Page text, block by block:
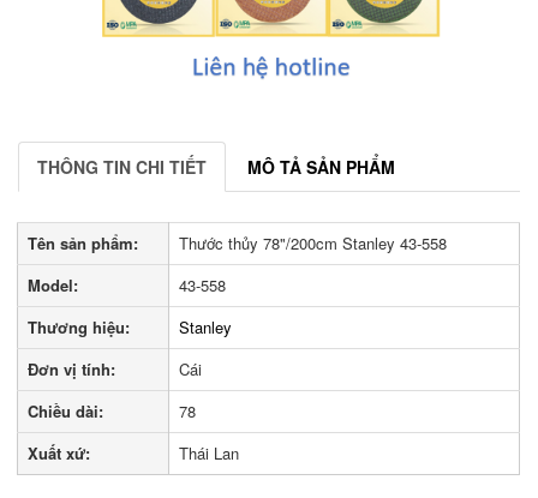
THÔNG TIN CHI TIẾT MÔ TẢ SẢN PHẨM
Tên sản phẩm:
Thước thủy 78"/200cm Stanley 43-558
Model:
43-558
Thương hiệu:
Stanley
Đơn vị tính:
Cái
Chiều dài:
78
Xuất xứ:
Thái Lan